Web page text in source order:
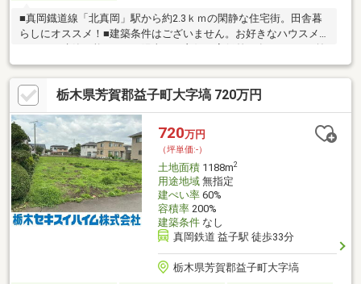
■真岡鐡道線「北真岡」駅から約2.3ｋｍの閑静な住宅街。田舎暮
らしにオススメ！■建築条件はございません。お好きなハウスメ
面道路が幅員6ｍあるので駐車も楽々♪■まずは「資料請求（無
料）」からお気軽にお問い合わせください！・真岡市立亀山小学
校…約2ｋｍ・真岡市立真岡中学校…約2ｋｍ・ローソン 真岡亀山
二丁目店…約1.3ｋｍ・フードオアシスOTANI(オータニ) 荒町店…約
2.2ｋｍ・北関東自動車道「真岡インター」…約3.3ｋｍ【備考】〇
地番：2585-376
栃木県芳賀郡益子町大字塙 720万円
720万円
（坪単価:-）
土地面積1188m2
用途地域無指定
建ぺい率60%
容積率200%
建築条件なし
真岡鉄道 益子駅 徒歩33分
栃木県芳賀郡益子町大字塙